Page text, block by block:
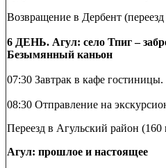
Возвращение в Дербент
6 ДЕНЬ. Агул: село Тпиг –
Безымянный каньон
07:30 Завтрак в кафе гостиницы.
08:30 Отправление на
Переезд в Агульский район (160
Агул: прошлое и настоящее